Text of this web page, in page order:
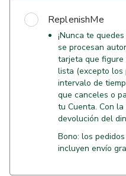
ReplenishMe
¡Nunca te
se procesan
tarjeta que
lista (excepto los
intervalo de
que canceles o
tu Cuenta. Con
devolución del
Bono: los
incluyen envío